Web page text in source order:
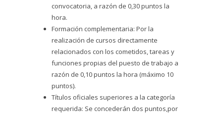
convocatoria, a razón de 0,30 puntos la
hora.
Formación complementaria: Por la
realización de cursos directamente
relacionados con los cometidos, tareas y
funciones propias del puesto de trabajo a
razón de 0,10 puntos la hora (máximo 10
puntos).
Títulos oficiales superiores a la categoría
requerida: Se concederán dos puntos,por